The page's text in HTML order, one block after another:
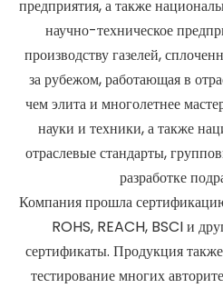
предприятия, а также
научно-техническое
производству газелей,
за рубежом, работающая в
чем элита и многолетнее
науки и техники, а также
отраслевые стандарты,
разработке
Компания прошла
ROHS, REACH, BSCI и
сертификаты. Продукция
тестирование многих